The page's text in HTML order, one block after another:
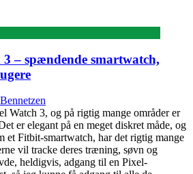
– spændende smartwatch,
Watch 3, og på rigtig mange områder er
er elegant på en meget diskret måde, og
et Fitbit-smartwatch, har det rigtig mange
vil tracke deres træning, søvn og
heldigvis, adgang til en Pixel-